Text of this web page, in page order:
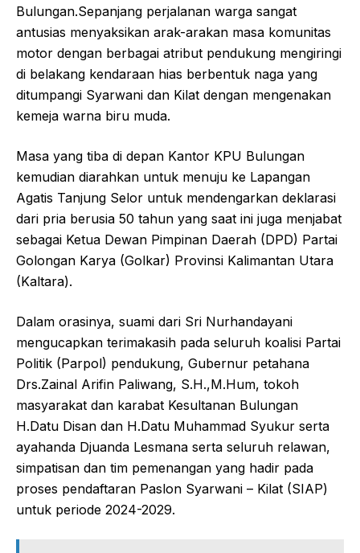
Bulungan.Sepanjang perjalanan warga sangat
antusias menyaksikan arak-arakan masa komunitas
motor dengan berbagai atribut pendukung mengiringi
di belakang kendaraan hias berbentuk naga yang
ditumpangi Syarwani dan Kilat dengan mengenakan
kemeja warna biru muda.
Masa yang tiba di depan Kantor KPU Bulungan
kemudian diarahkan untuk menuju ke Lapangan
Agatis Tanjung Selor untuk mendengarkan deklarasi
dari pria berusia 50 tahun yang saat ini juga menjabat
sebagai Ketua Dewan Pimpinan Daerah (DPD) Partai
Golongan Karya (Golkar) Provinsi Kalimantan Utara
(Kaltara).
Dalam orasinya, suami dari Sri Nurhandayani
mengucapkan terimakasih pada seluruh koalisi Partai
Politik (Parpol) pendukung, Gubernur petahana
Drs.Zainal Arifin Paliwang, S.H.,M.Hum, tokoh
masyarakat dan karabat Kesultanan Bulungan
H.Datu Disan dan H.Datu Muhammad Syukur serta
ayahanda Djuanda Lesmana serta seluruh relawan,
simpatisan dan tim pemenangan yang hadir pada
proses pendaftaran Paslon Syarwani – Kilat (SIAP)
untuk periode 2024-2029.